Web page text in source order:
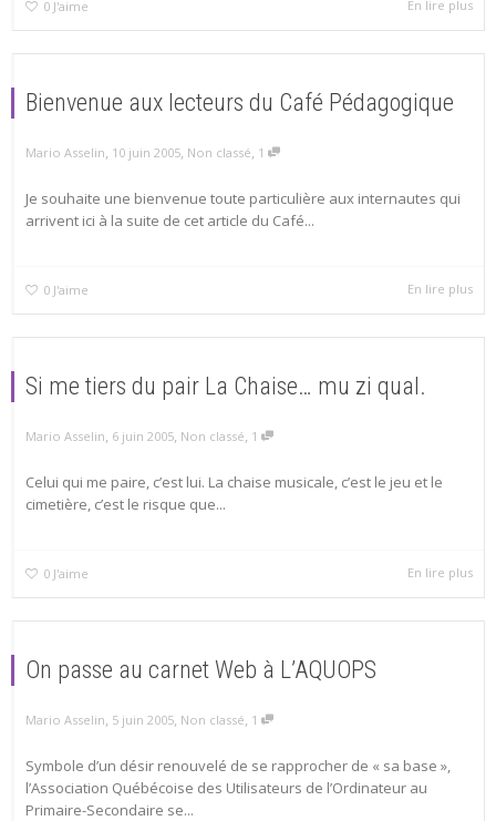
0 J'aime En lire plus
Bienvenue aux lecteurs du Café Pédagogique
Mario Asselin, 10 juin 2005, Non classé, 1
Je souhaite une bienvenue toute particulière aux internautes qui
arrivent ici à la suite de cet article du Café...
0 J'aime En lire plus
Si me tiers du pair La Chaise… mu zi qual.
Mario Asselin, 6 juin 2005, Non classé, 1
Celui qui me paire, c’est lui. La chaise musicale, c’est le jeu et le
cimetière, c’est le risque que...
0 J'aime En lire plus
On passe au carnet Web à L’AQUOPS
Mario Asselin, 5 juin 2005, Non classé, 1
Symbole d’un désir renouvelé de se rapprocher de « sa base »,
l’Association Québécoise des Utilisateurs de l’Ordinateur au
Primaire-Secondaire se...